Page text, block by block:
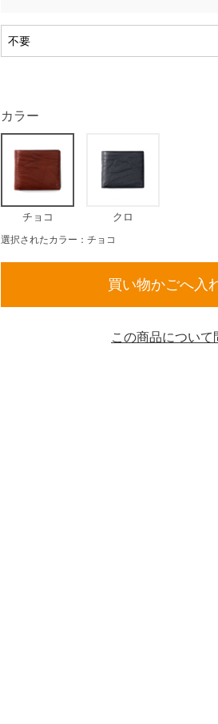
カラー
チョコ クロ
選択されたカラー：チョコ
買い物かごへ入
この商品について